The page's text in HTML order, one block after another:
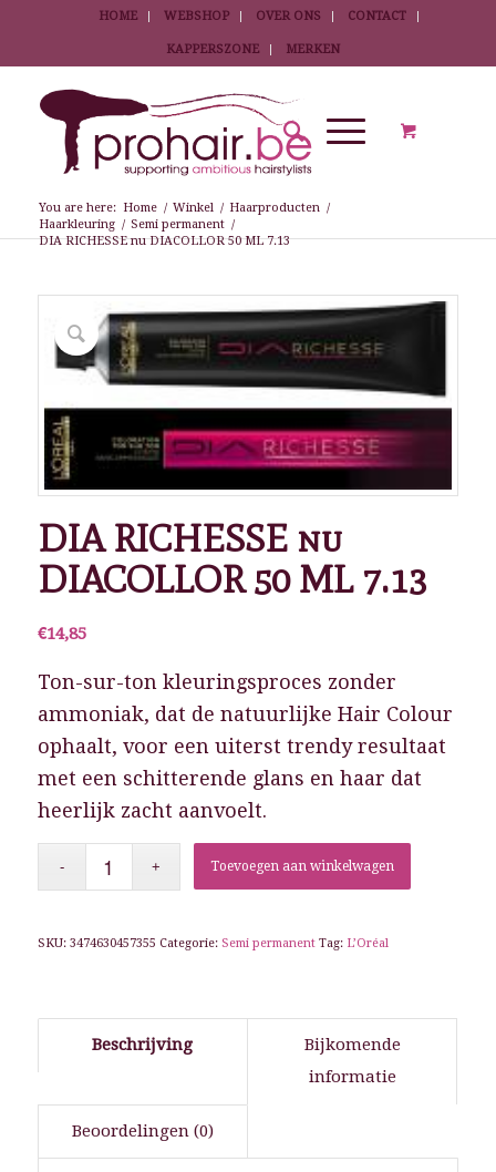
HOME WEBSHOP OVER ONS CONTACT
KAPPERSZONE MERKEN
You are here: Home / Winkel / Haarproducten /
Haarkleuring / Semi permanent /
DIA RICHESSE nu DIACOLLOR 50 ML 7.13
DIA RICHESSE nu
DIACOLLOR 50 ML 7.13
€14,85
Ton-sur-ton kleuringsproces zonder
ammoniak, dat de natuurlijke Hair Colour
ophaalt, voor een uiterst trendy resultaat
met een schitterende glans en haar dat
heerlijk zacht aanvoelt.
Toevoegen aan winkelwagen
SKU: 3474630457355 Categorie: Semi permanent Tag: L’Oréal
Beschrijving
Bijkomende
informatie
Beoordelingen (0)